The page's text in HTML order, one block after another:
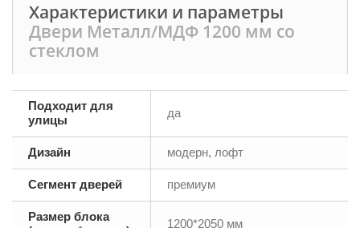
Характеристики и параметры
Двери Металл/МДФ 1200 мм со
стеклом
Подходит для
улицы
да
Дизайн модерн, лофт
Сегмент дверей премиум
Размер блока
1200*2050 мм